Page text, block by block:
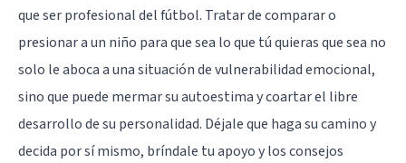
que ser profesional del fútbol. Tratar de comparar o
presionar a un niño para que sea lo que tú quieras que sea no
solo le aboca a una situación de vulnerabilidad emocional,
sino que puede mermar su autoestimay coartar el libre
desarrollo de su personalidad. Déjale que haga su camino y
decida por sí mismo, bríndale tu apoyo y los consejos